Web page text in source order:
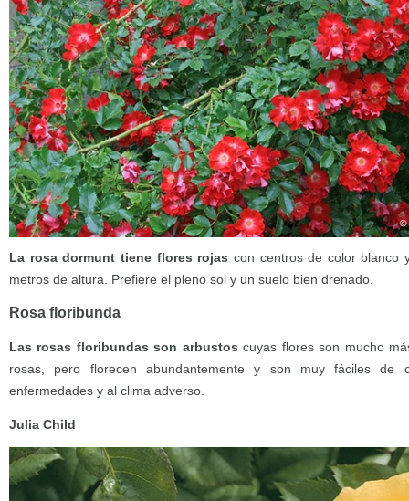
La rosa dormunt tiene flores rojas con centros de color blanco
metros de altura. Prefiere el pleno sol y un suelo bien drenado.
Rosa floribunda
Las rosas floribundas son arbustos cuyas flores son mucho
rosas, pero florecen abundantemente y son muy fáciles de
enfermedades y al clima adverso.
Julia Child